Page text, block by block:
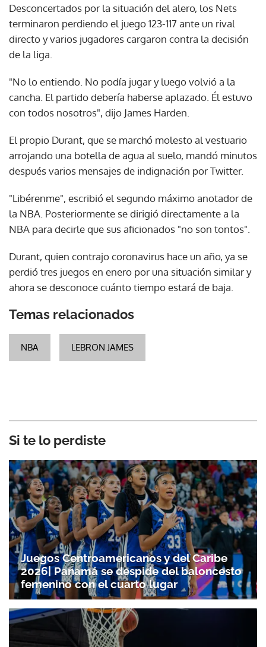
Desconcertados por la situación del alero, los Nets
terminaron perdiendo el juego 123-117 ante un rival
directo y varios jugadores cargaron contra la decisión
de la liga.
"No lo entiendo. No podía jugar y luego volvió a la
cancha. El partido debería haberse aplazado. Él estuvo
con todos nosotros", dijo James Harden.
El propio Durant, que se marchó molesto al vestuario
arrojando una botella de agua al suelo, mandó minutos
después varios mensajes de indignación por Twitter.
"Libérenme", escribió el segundo máximo anotador de
la NBA. Posteriormente se dirigió directamente a la
NBA para decirle que sus aficionados "no son tontos".
Durant, quien contrajo coronavirus hace un año, ya se
perdió tres juegos en enero por una situación similar y
ahora se desconoce cuánto tiempo estará de baja.
Temas relacionados
NBA LEBRON JAMES
Si te lo perdiste
Juegos Centroamericanos y del Caribe
2026| Panamá se despide del baloncesto
femenino con el cuarto lugar